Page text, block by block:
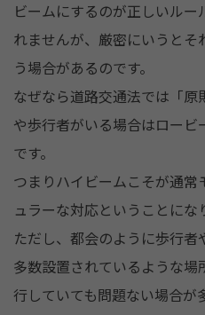
ビームにするのが正しいル
れませんが、厳密にいうとそ
う場合があるのです。
なぜなら道路交通法では「
や歩行者がいる場合はロー
です。
つまりハイビームこそが通
ュラーな対応ということにな
ただし、都会のように歩行
多数設置されているような
行していても問題ない場合が